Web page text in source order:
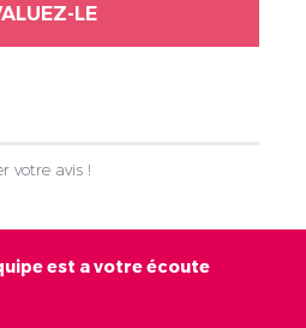
LE
votre avis !
est a votre écoute